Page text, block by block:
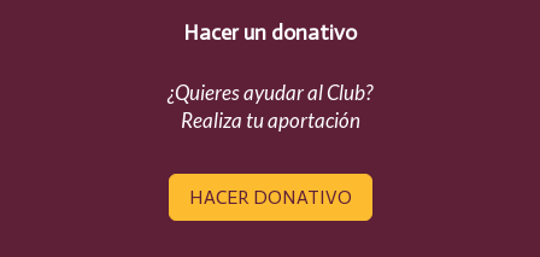
Hacer un donativo
¿Quieres ayudar al Club?
Realiza tu aportación
HACER DONATIVO